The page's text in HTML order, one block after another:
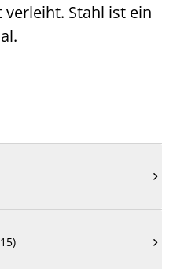
Stahl ist ein

) 